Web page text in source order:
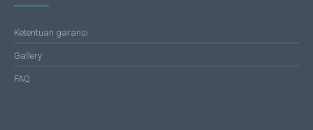
Ketentuan garansi
Gallery
FAQ